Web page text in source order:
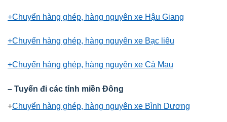
+Chuyển hàng ghép, hàng nguyên xe Hậu Giang
+Chuyển hàng ghép, hàng nguyên xe Bạc liêu
+Chuyển hàng ghép, hàng nguyên xe Cà Mau
– Tuyến đi các tỉnh miền Đông
+Chuyển hàng ghép, hàng nguyên xe Bình Dương